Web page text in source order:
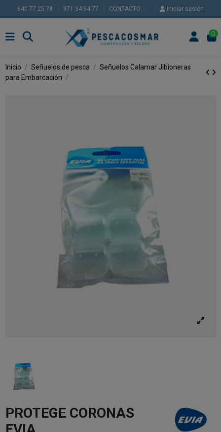
640 77 25 78 971 34 54 77 CONTACTO Iniciar sesión
0
Inicio Señuelos de pesca Señuelos Calamar Jibioneras
para Embarcación
PROTEGE CORONAS